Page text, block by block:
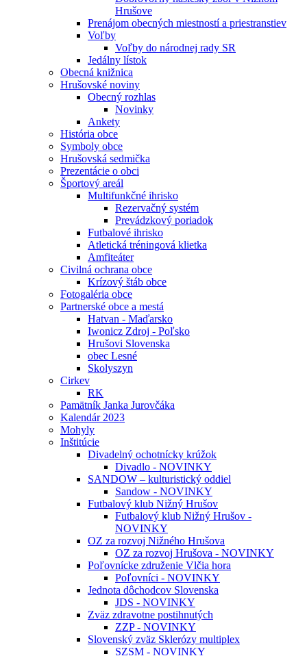
Hrušove
Prenájom obecných miestností a priestranstiev
Voľby
Voľby do národnej rady SR
Jedálny lístok
Obecná knižnica
Hrušovské noviny
Obecný rozhlas
Novinky
Ankety
História obce
Symboly obce
Hrušovská sedmička
Prezentácie o obci
Športový areál
Multifunkčné ihrisko
Rezervačný systém
Prevádzkový poriadok
Futbalové ihrisko
Atletická tréningová klietka
Amfiteáter
Civilná ochrana obce
Krízový štáb obce
Fotogaléria obce
Partnerské obce a mestá
Hatvan - Maďarsko
Iwonicz Zdroj - Poľsko
Hrušovi Slovenska
obec Lesné
Skolyszyn
Cirkev
RK
Pamätník Janka Jurovčáka
Kalendár 2023
Mohyly
Inštitúcie
Divadelný ochotnícky krúžok
Divadlo - NOVINKY
SANDOW – kulturistický oddiel
Sandow - NOVINKY
Futbalový klub Nižný Hrušov
Futbalový klub Nižný Hrušov -
NOVINKY
OZ za rozvoj Nižného Hrušova
OZ za rozvoj Hrušova - NOVINKY
Poľovnícke združenie Vlčia hora
Poľovníci - NOVINKY
Jednota dôchodcov Slovenska
JDS - NOVINKY
Zväz zdravotne postihnutých
ZZP - NOVINKY
Slovenský zväz Sklerózy multiplex
SZSM - NOVINKY